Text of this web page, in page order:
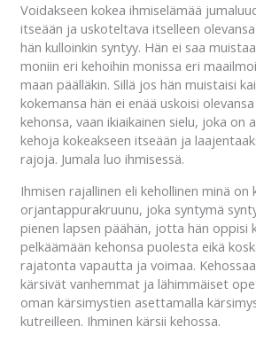
Voidakseen kokea ihmiselämää
itseään ja uskoteltava itselleen
hän kulloinkin syntyy. Hän ei saa
moniin eri kehoihin monissa eri
maan päälläkin. Sillä jos hän muistaisi
kokemansa hän ei enää uskoisi
kehonsa, vaan ikiaikainen sielu, joka on
kehoja kokeakseen itseään ja
rajoja. Jumala luo ihmisessä.
Ihmisen rajallinen eli kehollinen minä on
orjantappurakruunu, joka syntymä
pienen lapsen päähän, jotta hän oppisi
pelkäämään kehonsa puolesta eikä
rajatonta vapautta ja voimaa.
kärsivät vanhemmat ja lähimmäiset
oman kärsimystien asettamalla
kutreilleen. Ihminen kärsii kehossa.